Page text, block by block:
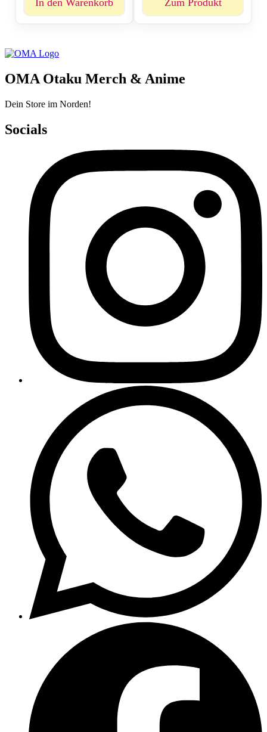
In den Warenkorb Zum Produkt
OMA Otaku Merch & Anime
Dein Store im Norden!
Socials